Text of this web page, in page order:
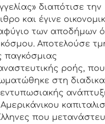
διαπότισε την
και έγινε
των αποδήμων
Αποτελούσε
παγκόσμιας
ροής, που
στη
που